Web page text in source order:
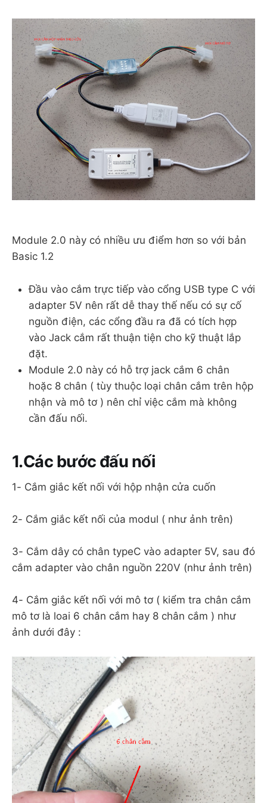
Module 2.0 này có nhiều ưu điểm hơn so với bản
Basic 1.2
Đầu vào cắm trực tiếp vào cổng USB type C với
adapter 5V nên rất dễ thay thế nếu có sự cố
nguồn điện, các cổng đầu ra đã có tích hợp
vào Jack cắm rất thuận tiện cho kỹ thuật lắp
đặt.
Module 2.0 này có hỗ trợ jack cắm 6 chân
hoặc 8 chân ( tùy thuộc loại chân cắm trên hộp
nhận và mô tơ ) nên chỉ việc cắm mà không
cần đấu nối.
1.Các bước đấu nối
1- Cắm giắc kết nối với hộp nhận cửa cuốn
2- Cắm giắc kết nối của modul ( như ảnh trên)
3- Cắm dây có chân typeC vào adapter 5V, sau đó
cắm adapter vào chân nguồn 220V (như ảnh trên)
4- Cắm giắc kết nối với mô tơ ( kiểm tra chân cắm
mô tơ là loai 6 chân cắm hay 8 chân cắm ) như
ảnh dưới đây :